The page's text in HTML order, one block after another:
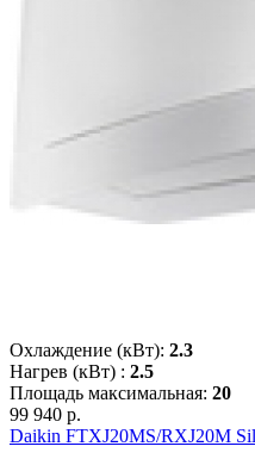
Охлаждение (кВт): 2.3
Нагрев (кВт) : 2.5
Площадь максимальная: 20
99 940 р.
Daikin FTXJ20MS/RXJ20M